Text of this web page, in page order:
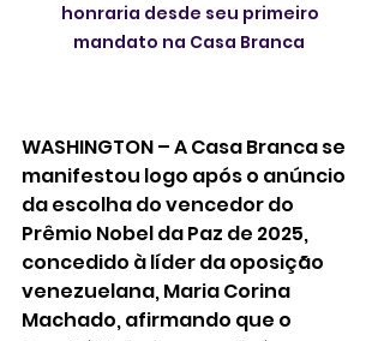
honraria desde seu primeiro
mandato na Casa Branca
WASHINGTON – A Casa Branca se
manifestou logo após o anúncio
da escolha do vencedor do
Prêmio Nobel da Paz de 2025,
concedido à líder da oposição
venezuelana, Maria Corina
Machado, afirmando que o